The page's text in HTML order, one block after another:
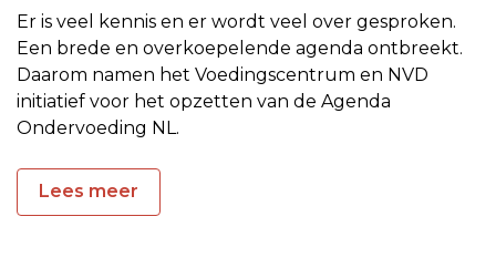
Er is veel kennis en er wordt veel over gesproken.
Een brede en overkoepelende agenda ontbreekt.
Daarom namen het Voedingscentrum en NVD
initiatief voor het opzetten van de Agenda
Ondervoeding NL.
Lees meer